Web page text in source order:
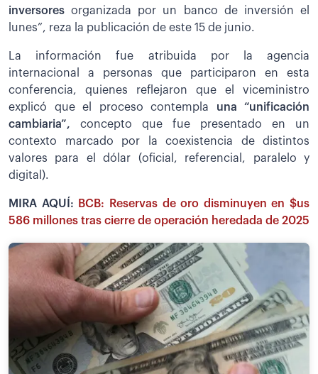
inversores organizada por un banco de inversión el
lunes”, reza la publicación de este 15 de junio.
La información fue atribuida por la agencia
internacional a personas que participaron en esta
conferencia, quienes reflejaron que el viceministro
explicó que el proceso contempla una “unificación
cambiaria”, concepto que fue presentado en un
contexto marcado por la coexistencia de distintos
valores para el dólar (oficial, referencial, paralelo y
digital).
MIRA AQUÍ:
BCB: Reservas de oro disminuyen en $us
586 millones tras cierre de operación heredada de 2025